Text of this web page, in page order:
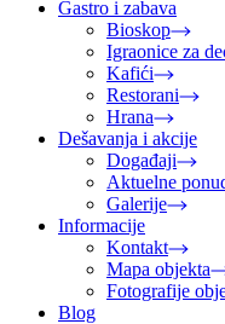
Gastro i zabava
Bioskop
Igraonice za
Kafići
Restorani
Hrana
Dešavanja i akcije
Događaji
Aktuelne
Galerije
Informacije
Kontakt
Mapa objekta
Fotografije
Blog